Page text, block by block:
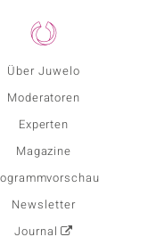
Über Juwelo
Moderatoren
Experten
Magazine
Newsletter
Journal